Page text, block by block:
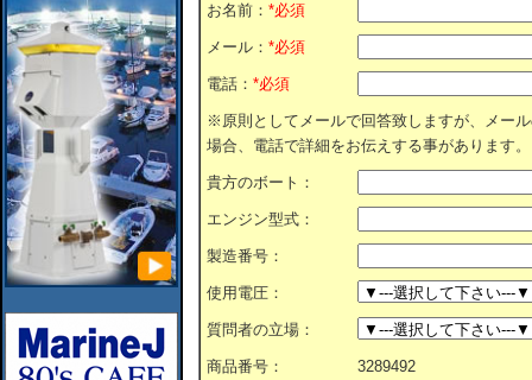
お名前： *必須
メール： *必須
電話： *必須
※原則としてメールで回答致しますが、メー
場合、電話で詳細をお伝えする事があります。
貴方のボート：
エンジン型式：
製造番号：
使用電圧：
質問者の立場：
商品番号： 3289492